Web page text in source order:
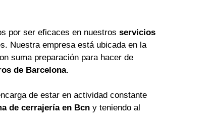
por ser eficaces en nuestros servicios
Nuestra empresa está ubicada en la
suma preparación para hacer de
de Barcelona.
de estar en actividad constante
de cerrajería en Bcn y teniendo al